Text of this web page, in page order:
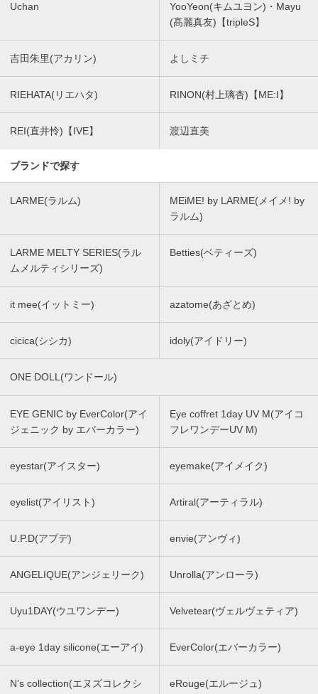
Uchan
YooYeon(キムユヨン)・Mayu
(髙麗真友)【tripleS】
吉田朱里(アカリン) よしミチ
RIEHATA(リエハタ) RINON(村上璃杏)【ME:I】
REI(直井怜)【IVE】 渡辺直美
ブランドで探す
LARME(ラルム)
MEiME! by LARME(メイメ! by
ラルム)
LARME MELTY SERIES(ラル
ムメルティシリーズ)
Betties(ベティーズ)
it mee(イットミー) azatome(あざとめ)
cicica(シシカ) idoly(アイドリー)
ONE DOLL(ワンドール)
EYE GENIC by EverColor(アイ
ジェニック by エバーカラー)
Eye coffret 1day UV M(アイコ
フレワンデーUV M)
eyestar(アイスター) eyemake(アイメイク)
eyelist(アイリスト) Artiral(アーティラル)
U.P.D(アプデ) envie(アンヴィ)
ANGELIQUE(アンジェリーク) Unrolla(アンローラ)
Uyu1DAY(ウユワンデー) Velvetear(ヴェルヴェティア)
a-eye 1day silicone(エーアイ) EverColor(エバーカラー)
N’s collection(エヌズコレクシ
eRouge(エルージュ)